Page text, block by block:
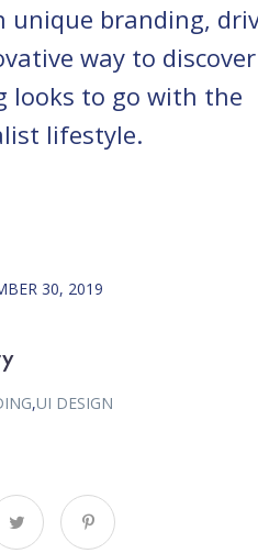
unique branding,
way to discover
looks to go with the
lifestyle.
30, 2019
,UI DESIGN